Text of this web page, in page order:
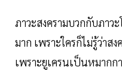
ภาวะสงครามบวกกับภาว
มาก เพราะใครก็ไม่รู้ว่า
เพราะยูเครนเป็นหมากก